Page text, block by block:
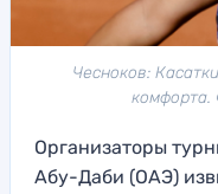
Чесноков:
комфорта.
Организаторы
Абу-Даби (ОАЭ)